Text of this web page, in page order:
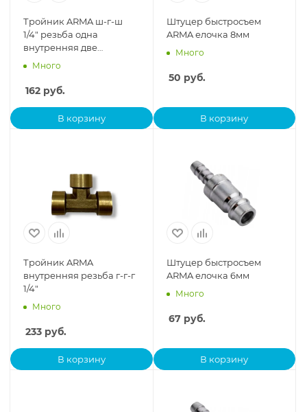
Тройник ARMA ш-г-ш
1/4" резьба одна
внутренняя две
наружные
Много
162 руб.
В корзину
Штуцер быстросъем
ARMA елочка 8мм
Много
50 руб.
В корзину
Тройник ARMA
внутренняя резьба г-г-г
1/4"
Много
233 руб.
В корзину
Штуцер быстросъем
ARMA елочка 6мм
Много
67руб.
В корзину